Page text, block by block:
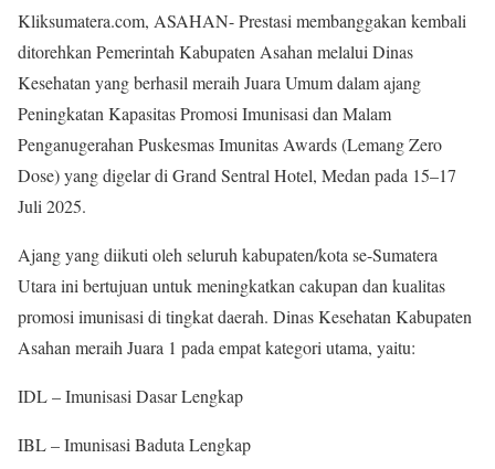
Kliksumatera.com, ASAHAN- Prestasi membanggakan kembali
ditorehkan Pemerintah Kabupaten Asahan melalui Dinas
Kesehatan yang berhasil meraih Juara Umum dalam ajang
Peningkatan Kapasitas Promosi Imunisasi dan Malam
Penganugerahan Puskesmas Imunitas Awards (Lemang Zero
Dose) yang digelar di Grand Sentral Hotel, Medan pada 15–17
Juli 2025.
Ajang yang diikuti oleh seluruh kabupaten/kota se-Sumatera
Utara ini bertujuan untuk meningkatkan cakupan dan kualitas
promosi imunisasi di tingkat daerah. Dinas Kesehatan Kabupaten
Asahan meraih Juara 1 pada empat kategori utama, yaitu:
IDL – Imunisasi Dasar Lengkap
IBL – Imunisasi Baduta Lengkap